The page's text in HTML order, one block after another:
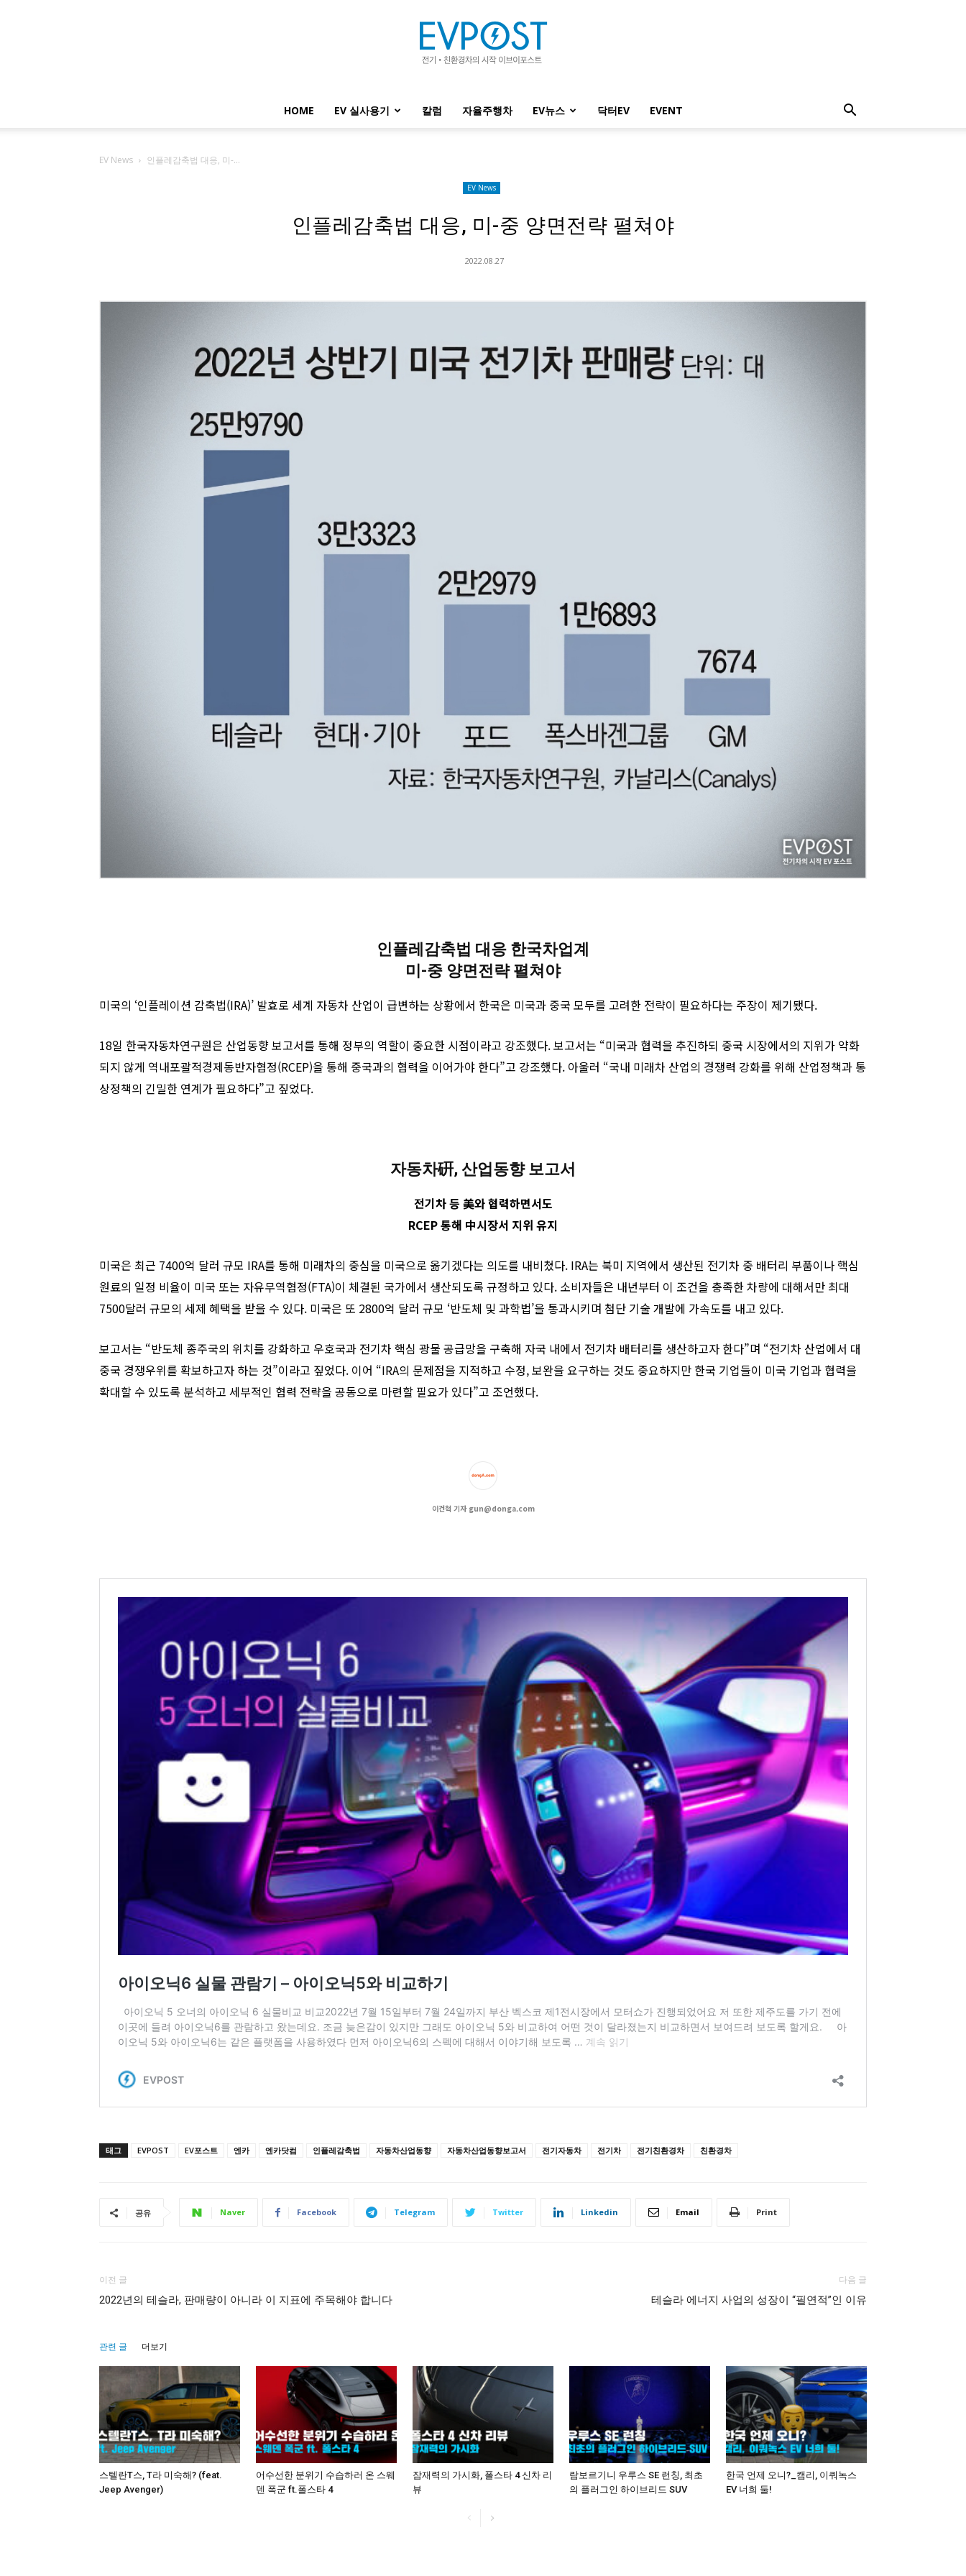
HOME EV 실사용기 칼럼 자율주행차 EV뉴스 닥터EV EVENT
EV News 인플레감축법 대응, 미-...
EV News
인플레감축법 대응, 미-중 양면전략 펼쳐야
2022.08.27
인플레감축법 대응 한국차업계
미-중 양면전략 펼쳐야
미국의 ‘인플레이션 감축법(IRA)’ 발효로 세계 자동차 산업이 급변하는 상황에서 한국은 미국과 중국 모두를 고려한 전략이 필요하다는 주장이 제기됐다.
18일 한국자동차연구원은 산업동향 보고서를 통해 정부의 역할이 중요한 시점이라고 강조했다. 보고서는 “미국과 협력을 추진하되 중국 시장에서의 지위가 약화
되지 않게 역내포괄적경제동반자협정(RCEP)을 통해 중국과의 협력을 이어가야 한다”고 강조했다. 아울러 “국내 미래차 산업의 경쟁력 강화를 위해 산업정책과 통
상정책의 긴밀한 연계가 필요하다”고 짚었다.
자동차硏, 산업동향 보고서
전기차 등 美와 협력하면서도
RCEP 통해 中시장서 지위 유지
미국은 최근 7400억 달러 규모 IRA를 통해 미래차의 중심을 미국으로 옮기겠다는 의도를 내비쳤다. IRA는 북미 지역에서 생산된 전기차 중 배터리 부품이나 핵심
원료의 일정 비율이 미국 또는 자유무역협정(FTA)이 체결된 국가에서 생산되도록 규정하고 있다. 소비자들은 내년부터 이 조건을 충족한 차량에 대해서만 최대
7500달러 규모의 세제 혜택을 받을 수 있다. 미국은 또 2800억 달러 규모 ‘반도체 및 과학법’을 통과시키며 첨단 기술 개발에 가속도를 내고 있다.
보고서는 “반도체 종주국의 위치를 강화하고 우호국과 전기차 핵심 광물 공급망을 구축해 자국 내에서 전기차 배터리를 생산하고자 한다”며 “전기차 산업에서 대
중국 경쟁우위를 확보하고자 하는 것”이라고 짚었다. 이어 “IRA의 문제점을 지적하고 수정, 보완을 요구하는 것도 중요하지만 한국 기업들이 미국 기업과 협력을
확대할 수 있도록 분석하고 세부적인 협력 전략을 공동으로 마련할 필요가 있다”고 조언했다.
이건혁 기자 gun@donga.com
태그 EVPOST EV포스트 엔카 엔카닷컴 인플레감축법 자동차산업동향 자동차산업동향보고서 전기자동차 전기차 전기친환경차 친환경차
공유 Naver Facebook Telegram Twitter Linkedin Email Print
이전 글
2022년의 테슬라, 판매량이 아니라 이 지표에 주목해야 합니다
다음 글
테슬라 에너지 사업의 성장이 “필연적”인 이유
관련 글 더보기
스텔란T스, T라 미숙해? (feat.
Jeep Avenger)
어수선한 분위기 수습하러 온 스웨
덴 폭군 ft.폴스타 4
잠재력의 가시화, 폴스타 4 신차 리
뷰
람보르기니 우루스 SE 런칭, 최초
의 플러그인 하이브리드 SUV
한국 언제 오니?_캠리, 이쿼녹스
EV 너희 둘!